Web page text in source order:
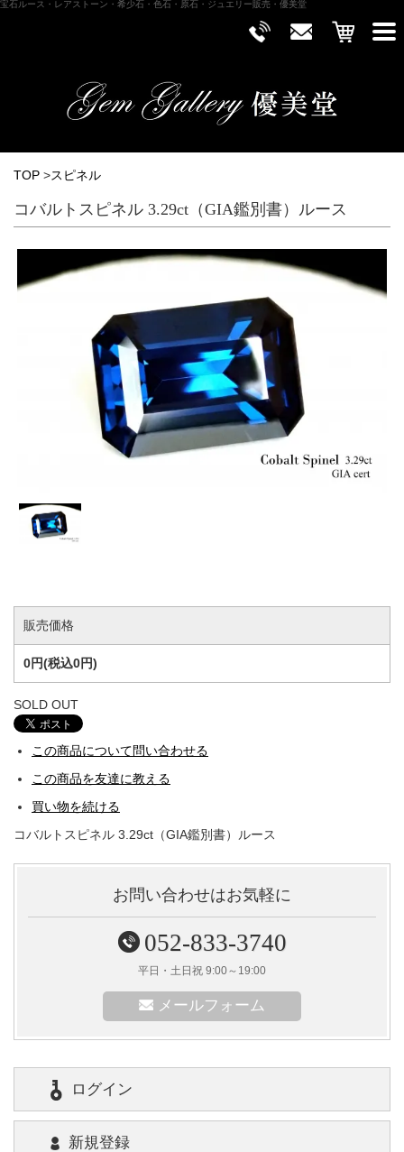
宝石ルース・レアストーン・希少石・色石・原石・ジュエリー販売・優美堂
TOP >スピネル
コバルトスピネル 3.29ct（GIA鑑別書）ルース
販売価格
0円(税込0円)
SOLD OUT
この商品について問い合わせる
この商品を友達に教える
買い物を続ける
コバルトスピネル 3.29ct（GIA鑑別書）ルース
お問い合わせはお気軽に
052-833-3740
平日・土日祝 9:00～19:00
メールフォーム
ログイン
新規登録